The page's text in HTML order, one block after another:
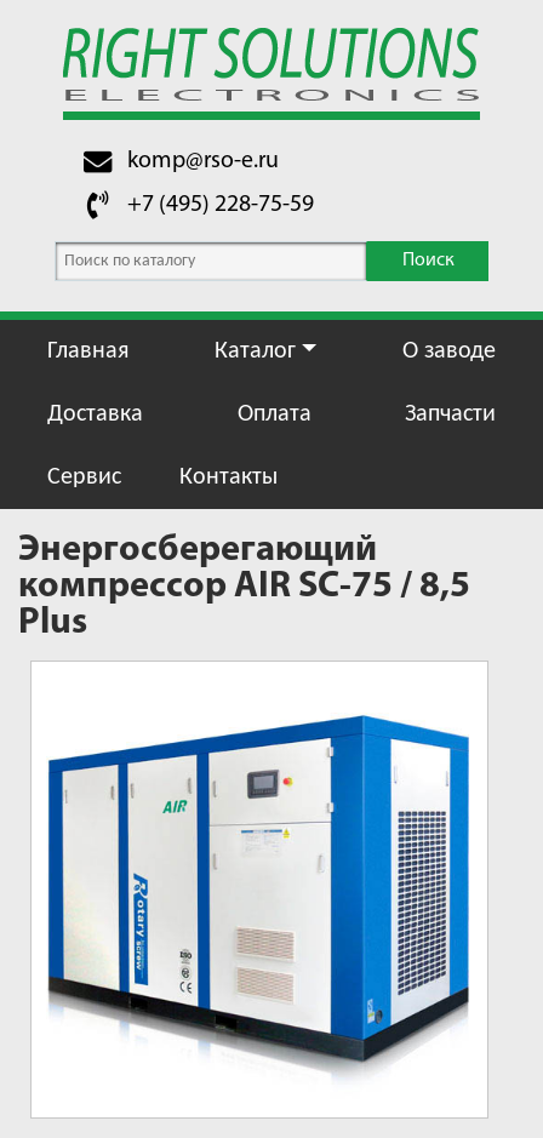
komp@rso-e.ru
+7 (495) 228-75-59
Поиск
Главная Каталог О заводе
Доставка Оплата Запчасти
Сервис Контакты
Энергосберегающий
компрессор AIR SC-75 / 8,5
Plus